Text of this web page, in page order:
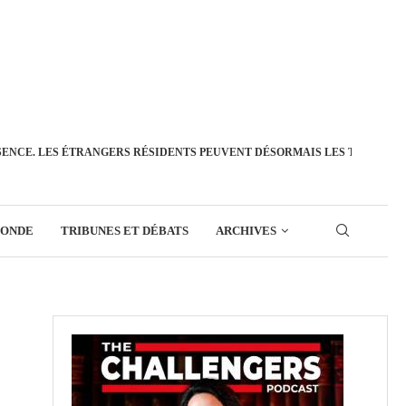
LES ÉTRANGERS RÉSIDENTS PEUVENT DÉSORMAIS LES
TRIBUNES ET DÉBATS ARCHIVES